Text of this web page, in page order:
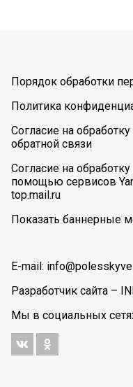
Порядок обработки
Политика
Согласие на
обратной связи
Согласие на
помощью сервисов
top.mail.ru
Показать баннерные
E-mail:
Разработчик сайта –
Мы в социальных